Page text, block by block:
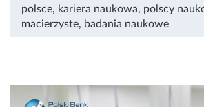
polsce, kariera naukowa, polscy
macierzyste, badania naukowe